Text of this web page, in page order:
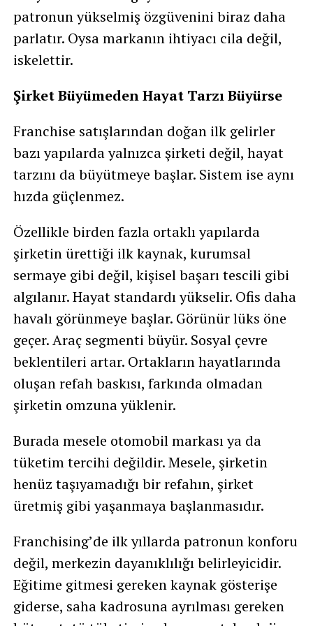
patronun yükselmiş özgüvenini biraz daha
parlatır. Oysa markanın ihtiyacı cila değil,
iskelettir.
Şirket Büyümeden Hayat Tarzı Büyürse
Franchise satışlarından doğan ilk gelirler
bazı yapılarda yalnızca şirketi değil, hayat
tarzını da büyütmeye başlar. Sistem ise aynı
hızda güçlenmez.
Özellikle birden fazla ortaklı yapılarda
şirketin ürettiği ilk kaynak, kurumsal
sermaye gibi değil, kişisel başarı tescili gibi
algılanır. Hayat standardı yükselir. Ofis daha
havalı görünmeye başlar. Görünür lüks öne
geçer. Araç segmenti büyür. Sosyal çevre
beklentileri artar. Ortakların hayatlarında
oluşan refah baskısı, farkında olmadan
şirketin omzuna yüklenir.
Burada mesele otomobil markası ya da
tüketim tercihi değildir. Mesele, şirketin
henüz taşıyamadığı bir refahın, şirket
üretmiş gibi yaşanmaya başlanmasıdır.
Franchising’de ilk yıllarda patronun konforu
değil, merkezin dayanıklılığı belirleyicidir.
Eğitime gitmesi gereken kaynak gösterişe
giderse, saha kadrosuna ayrılması gereken